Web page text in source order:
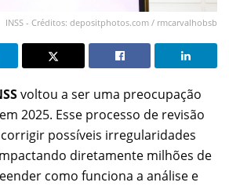
INSS - Créditos: depositphotos.com / rmcarvalhobsb
voltou a ser uma preocupação
2025. Esse processo de revisão
possíveis irregularidades
diretamente milhões de
como funciona a análise e